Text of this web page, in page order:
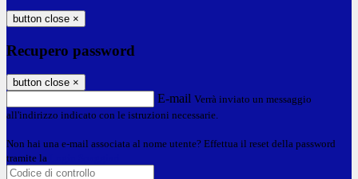
button close ×
Recupero password
button close ×
E-mail Verrà inviato un messaggio
all'indirizzo indicato con le istruzioni necessarie.
Non hai una e-mail associata al nome utente? Effettua il reset della password
tramite la